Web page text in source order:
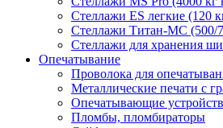
Стеллажи ES легкие (120
Стеллажи Титан-МС (500/
Стеллажи для хранения
Опечатывание
Проволока для
Металлические печати с
Опечатывающие
Пломбы, пломбираторы